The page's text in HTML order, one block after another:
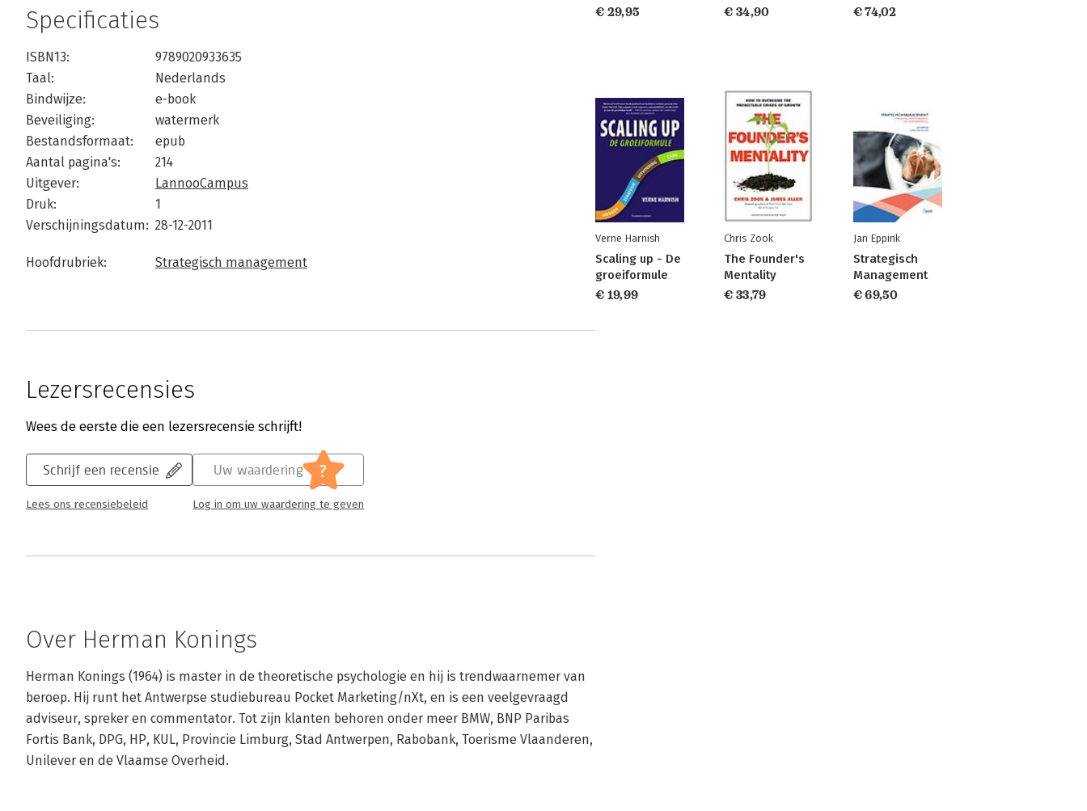
Specificaties
ISBN13:
9789020933635
Taal:
Nederlands
Bindwijze:
e-book
Beveiliging:
watermerk
Bestandsformaat:
epub
Aantal pagina's:
214
Uitgever:
LannooCampus
Druk:
1
Verschijningsdatum: 28-12-2011
Hoofdrubriek: Strategisch management
Lezersrecensies
Wees de eerste die een lezersrecensie schrijft!
Schrijf een recensie
Lees ons recensiebeleid
Uw waardering ?
Log in om uw waardering te geven
Over Herman Konings
Herman Konings (1964) is master in de theoretische psychologie en hij is trendwaarnemer van
beroep. Hij runt het Antwerpse studiebureau Pocket Marketing/nXt, en is een veelgevraagd
adviseur, spreker en commentator. Tot zijn klanten behoren onder meer BMW, BNP Paribas
Fortis Bank, DPG, HP, KUL, Provincie Limburg, Stad Antwerpen, Rabobank, Toerisme Vlaanderen,
Unilever en de Vlaamse Overheid.
€ 29,95
€ 34,90
€ 74,02
Verne Harnish
Scaling up - De
groeiformule
€ 19,99
Chris Zook
The Founder's
Mentality
€ 33,79
Jan Eppink
Strategisch
Management
€ 69,50